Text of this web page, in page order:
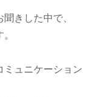
きした中で、
ミュニケーション